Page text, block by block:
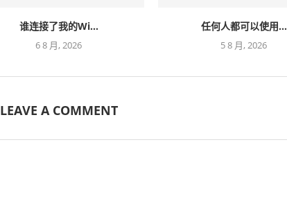
谁连接了我的Wi...
6 8 月, 2026
任何人都可以使用...
5 8 月, 2026
LEAVE A COMMENT